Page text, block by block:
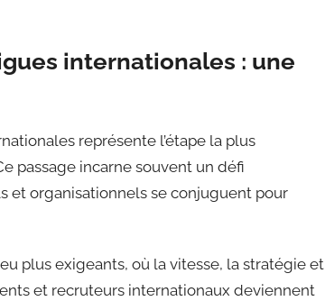
internationales : une
représente l’étape la plus
passage incarne souvent un défi
et organisationnels se conjuguent pour
plus exigeants, où la vitesse, la stratégie et
et recruteurs internationaux deviennent